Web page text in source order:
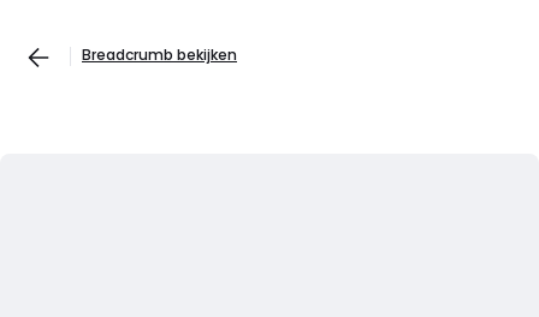
Breadcrumb bekijken